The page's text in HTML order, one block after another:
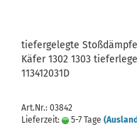
tiefergelegte
Käfer 1302 1303
113412031D
Art.Nr.: 03842
Lieferzeit:
5-7 Tage